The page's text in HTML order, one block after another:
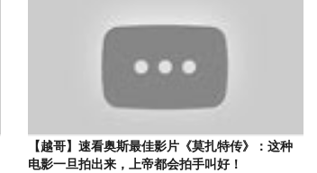
【越哥】速看奥斯最佳影片《莫扎特传》：这种
电影一旦拍出来，上帝都会拍手叫好！